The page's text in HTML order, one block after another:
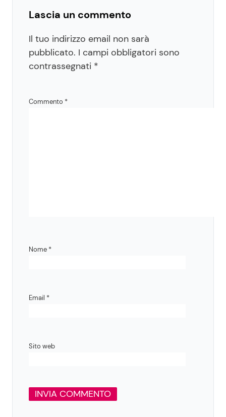
Lascia un commento
Il tuo indirizzo email non sarà
pubblicato. I campi obbligatori sono
contrassegnati *
Commento *
Nome *
Email *
Sito web